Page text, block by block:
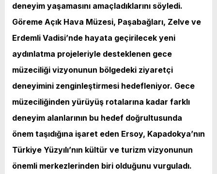
deneyim yaşamasını amaçladıklarını söyledi.
Göreme Açık Hava Müzesi, Paşabağları, Zelve ve
Erdemli Vadisi’nde hayata geçirilecek yeni
aydınlatma projeleriyle desteklenen gece
müzeciliği vizyonunun bölgedeki ziyaretçi
deneyimini zenginleştirmesi hedefleniyor. Gece
müzeciliğinden yürüyüş rotalarına kadar farklı
deneyim alanlarının bu hedef doğrultusunda
önem taşıdığına işaret eden Ersoy, Kapadokya’nın
Türkiye Yüzyılı’nın kültür ve turizm vizyonunun
önemli merkezlerinden biri olduğunu vurguladı.